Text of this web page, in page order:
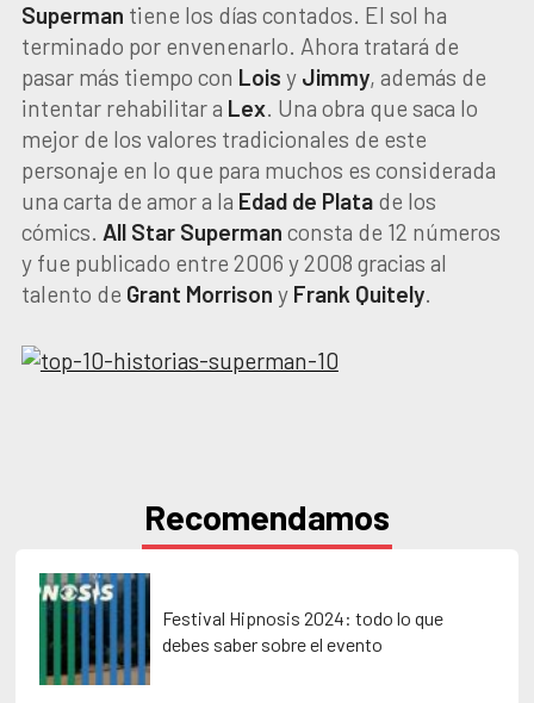
Superman tiene los días contados. El sol ha
terminado por envenenarlo. Ahora tratará de
pasar más tiempo con Lois y Jimmy, además de
intentar rehabilitar a Lex. Una obra que saca lo
mejor de los valores tradicionales de este
personaje en lo que para muchos es considerada
una carta de amor a la Edad de Platade los
cómics. All Star Superman consta de 12 números
y fue publicado entre 2006 y 2008 gracias al
talento de Grant Morrison y Frank Quitely.
Recomendamos
Festival Hipnosis 2024: todo lo que
debes saber sobre el evento